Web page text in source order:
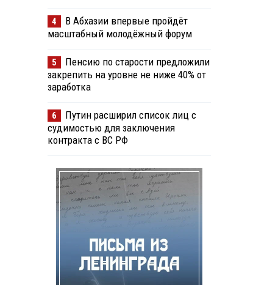
4
В Абхазии впервые пройдёт
масштабный молодёжный форум
5
Пенсию по старости предложили
закрепить на уровне не ниже 40% от
заработка
6
Путин расширил список лиц с
судимостью для заключения
контракта с ВС РФ